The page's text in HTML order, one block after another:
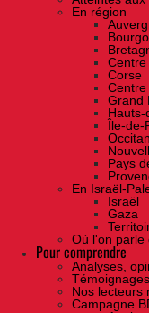
En région
Centre
Corse
Centre
Grand
Île-de-
Pays
En Israël-
Israël
Gaza
Où l'on parle
Pour comprendre
Analyses,
Témoignages
Nos lecteurs
Campagne